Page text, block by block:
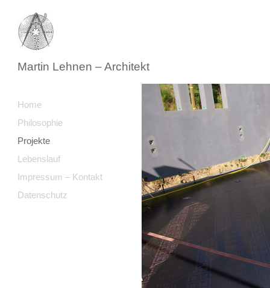
Martin Lehnen – Architekt
Home
Philosophie
Projekte
Lebenslauf
Impressum – Kontakt
Datenschutz